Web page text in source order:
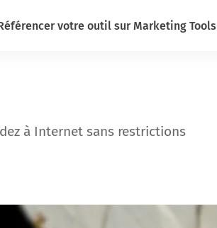
votre outil sur Marketing Tools
à Internet sans restrictions